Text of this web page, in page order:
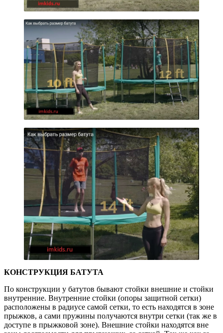
КОНСТРУКЦИЯ БАТУТА
По конструкции у батутов бывают стойки внешние и стойки
внутренние. Внутренние стойки (опоры защитной сетки)
расположены в радиусе самой сетки, то есть находятся в зоне
прыжков, а сами пружины получаются внутри сетки (так же в
доступе в прыжковой зоне). Внешние стойки находятся вне